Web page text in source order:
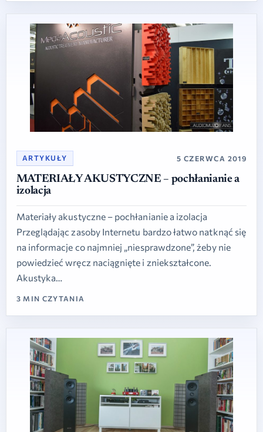
ARTYKUŁY 5 CZERWCA 2019
MATERIAŁY AKUSTYCZNE – pochłanianie a
izolacja
Materiały akustyczne – pochłanianie a izolacja
Przeglądając zasoby Internetu bardzo łatwo natknąć się
na informacje co najmniej „niesprawdzone”, żeby nie
powiedzieć wręcz naciągnięte i zniekształcone.
Akustyka…
3 MIN CZYTANIA